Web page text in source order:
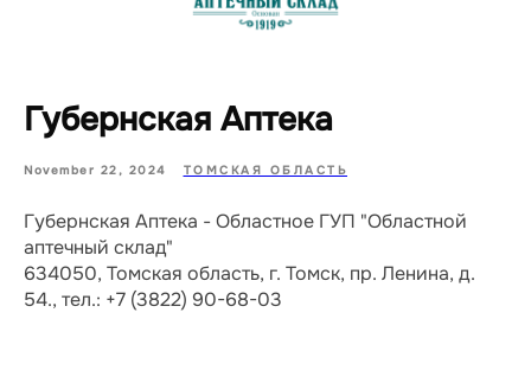
Губернская Аптека
November 22, 2024 ТОМСКАЯ ОБЛАСТЬ
Губернская Аптека - Областное ГУП "Областной
аптечный склад"
634050, Томская область, г. Томск, пр. Ленина, д.
54., тел.: +7 (3822) 90-68-03